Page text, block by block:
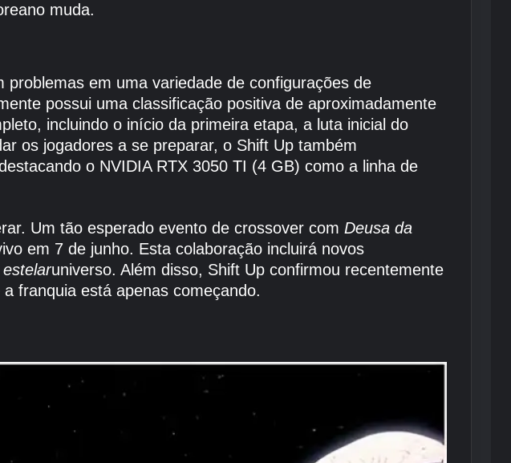
muda.
em uma variedade de configurações de
possui uma classificação positiva de aproximadamente
incluindo o início da primeira etapa, a luta inicial do
os jogadores a se preparar, o Shift Up também
o NVIDIA RTX 3050 TI (4 GB) como a linha de
Um tão esperado evento de crossover com Deusa da
em 7 de junho. Esta colaboração incluirá novos
universo. Além disso, Shift Up confirmou recentemente
franquia está apenas começando.